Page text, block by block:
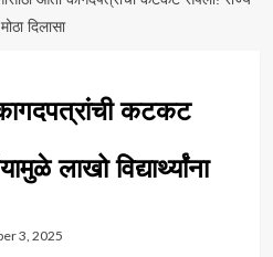
दिलासा
कटकट
लाखो विद्यार्थ्यांना
3, 2025